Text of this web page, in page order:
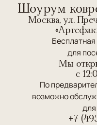
Шоурум
Москва, ул.
Бесплатная
для
Мы
c
По
возможно
+7